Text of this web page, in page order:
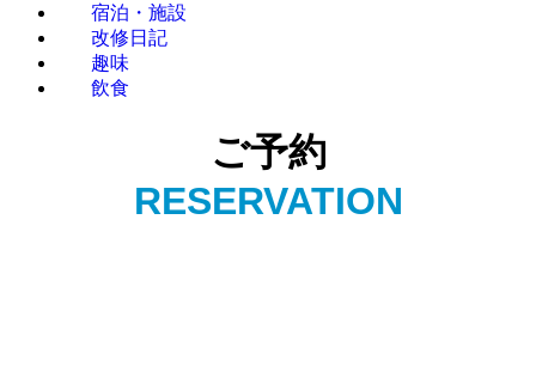
宿泊・施設
改修日記
趣味
飲食
ご予約
RESERVATION